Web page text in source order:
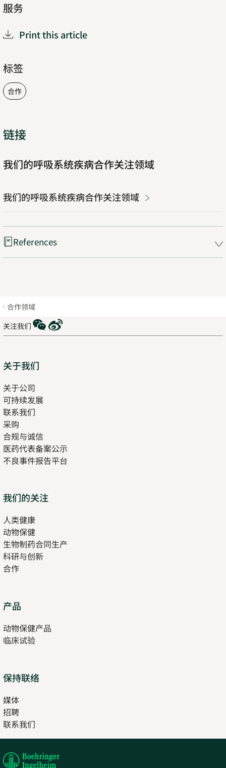
服务
Print this article
标签
合作
链接
我们的呼吸系统疾病合作关注领域
我们的呼吸系统疾病合作关注领域
References
合作领域
关注我们
WeChat
Weibo
Sitemap
关于我们
关于公司
可持续发展
联系我们
采购
合规与诚信
医药代表备案公示
不良事件报告平台
我们的关注
人类健康
new
tab
动物保健
生物制药合同生产
科研与创新
合作
产品
new
tab
动物保健产品
临床试验
保持联络
媒体
招聘
in
new
联系我们
in
tab